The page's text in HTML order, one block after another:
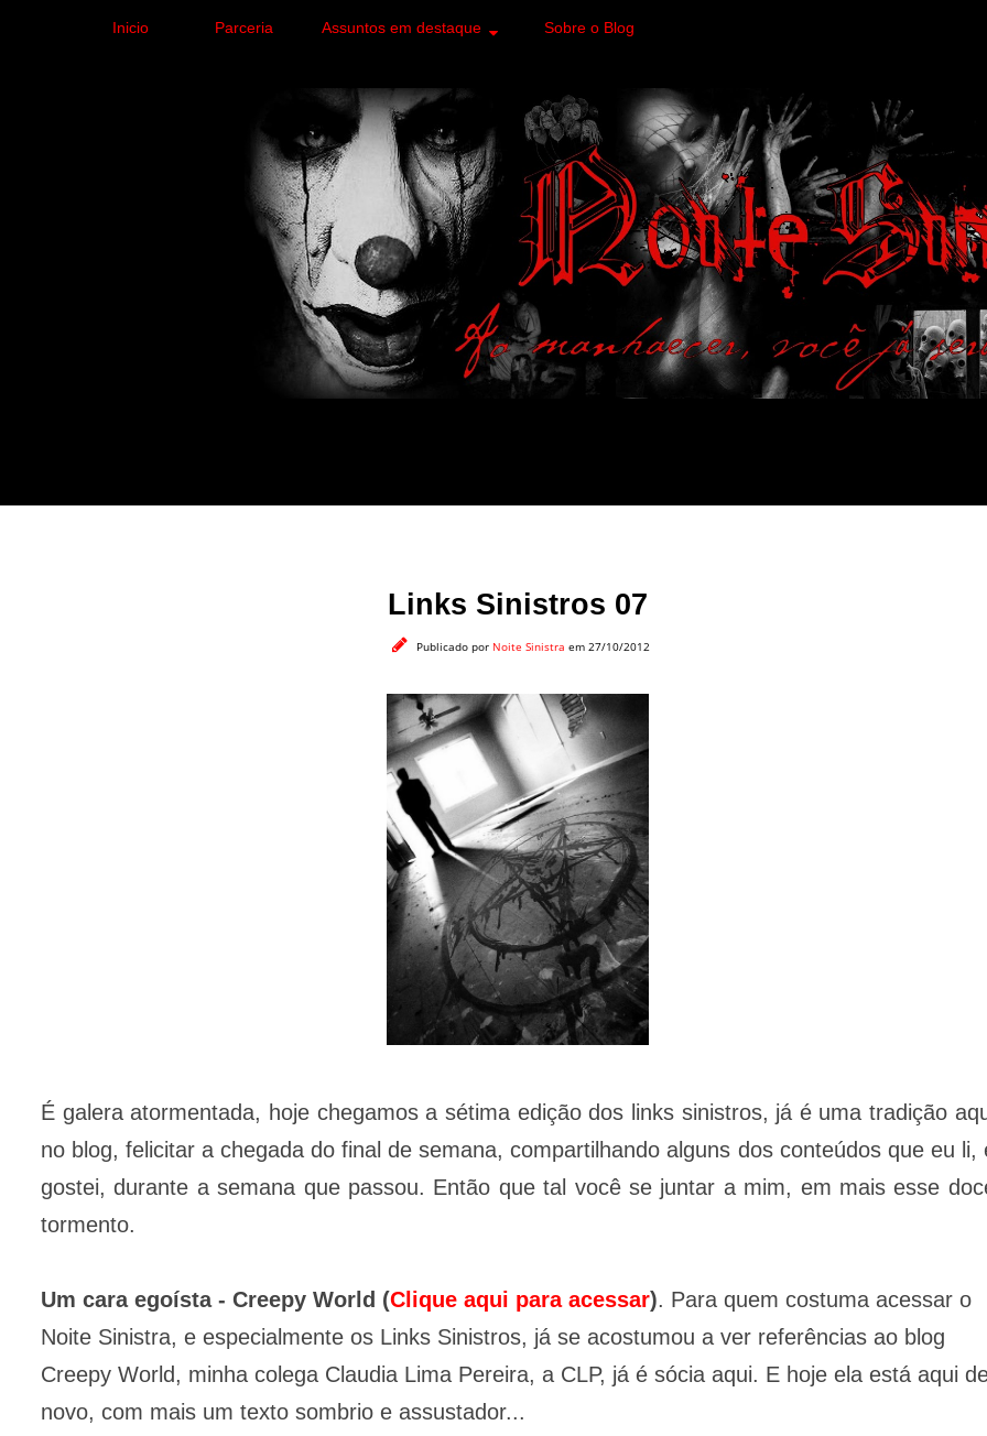
Inicio Parceria Assuntos em destaque Sobre o Blog
Links Sinistros 07
Publicado por Noite Sinistra em 27/10/2012
É galera atormentada, hoje chegamos a sétima edição dos links sinistros, já é uma tradição
no blog, felicitar a chegada do final de semana, compartilhando alguns dos conteúdos que eu li,
gostei, durante a semana que passou. Então que tal você se juntar a mim, em mais esse
tormento.
Um cara egoísta - Creepy World (Clique aqui para acessar). Para quem costuma acessar o
Noite Sinistra, e especialmente os Links Sinistros, já se acostumou a ver referências ao blog
Creepy World, minha colega Claudia Lima Pereira, a CLP, já é sócia aqui. E hoje ela está aqui
novo, com mais um texto sombrio e assustador...